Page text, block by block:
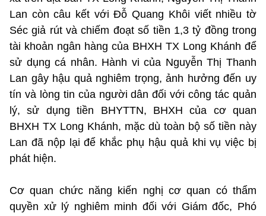
Lan còn câu kết với Đỗ Quang Khôi viết nhiều tờ
Séc giả rút và chiếm đoạt số tiền 1,3 tỷ đồng trong
tài khoản ngân hàng của BHXH TX Long Khánh để
sử dụng cá nhân. Hành vi của Nguyễn Thị Thanh
Lan gây hậu quả nghiêm trọng, ảnh hưởng đến uy
tín và lòng tin của người dân đối với công tác quản
lý, sử dụng tiền BHYTTN, BHXH của cơ quan
BHXH TX Long Khánh, mặc dù toàn bộ số tiền này
Lan đã nộp lại để khắc phụ hậu quả khi vụ việc bị
phát hiện.
Cơ quan chức năng kiến nghị cơ quan có thẩm
quyền xử lý nghiêm minh đối với Giám đốc, Phó